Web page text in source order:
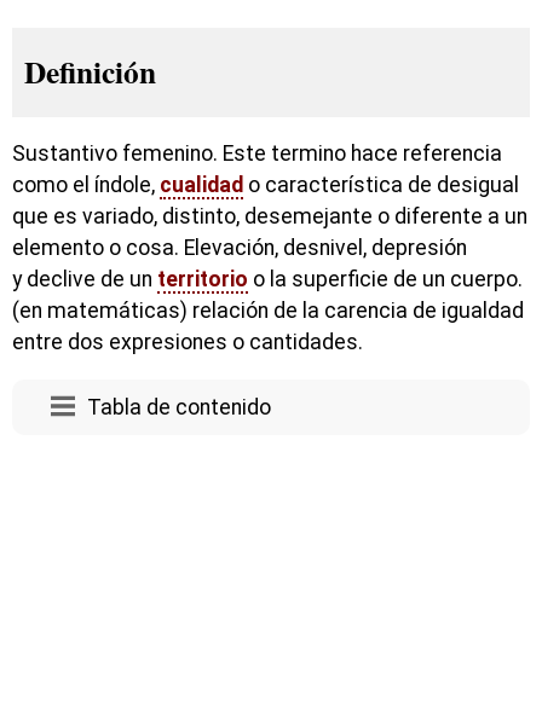
Definición
Sustantivo femenino. Este termino hace referencia
como el índole, cualidad o característica de desigual
que es variado, distinto, desemejante o diferente a un
elemento o cosa. Elevación, desnivel, depresión
y declive de un territorio o la superficie de un cuerpo.
(en matemáticas) relación de la carencia de igualdad
entre dos expresiones o cantidades.
Tabla de contenido